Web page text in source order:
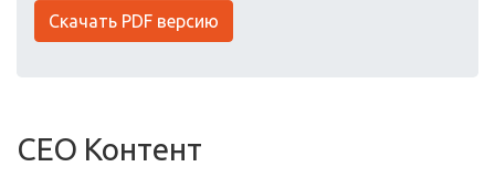
Скачать PDF версию
СЕО Контент